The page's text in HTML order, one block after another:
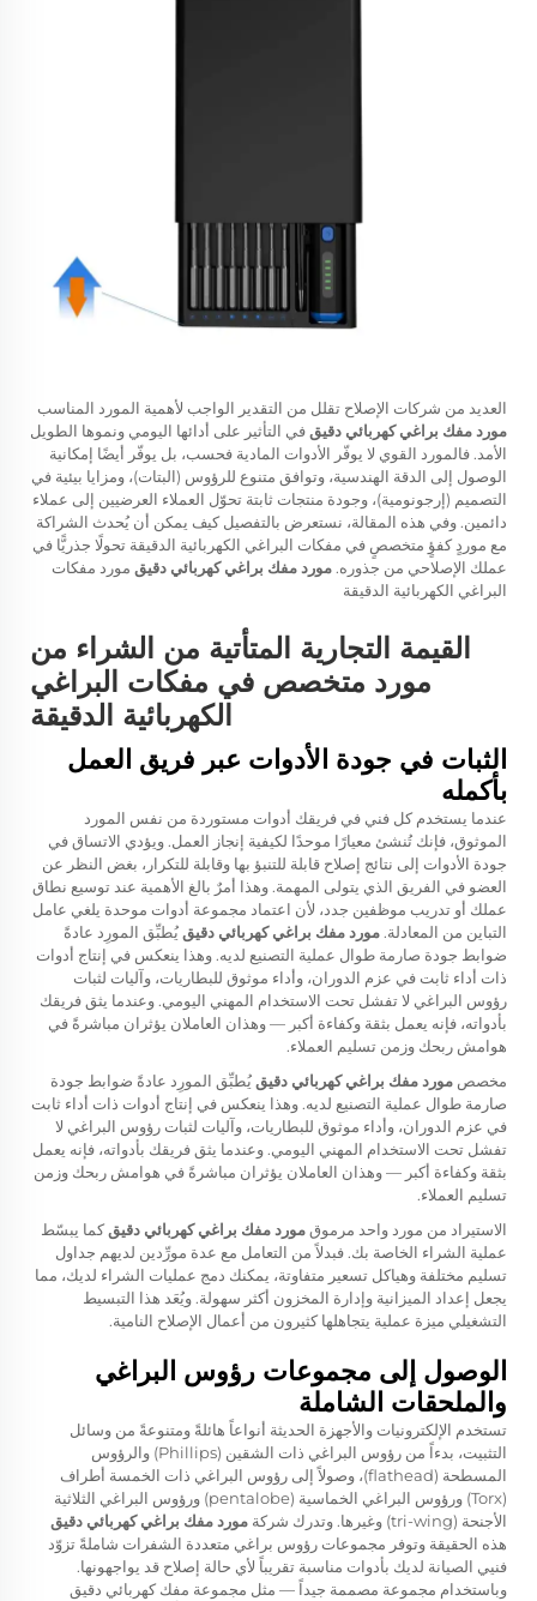
العديد من شركات الإصلاح تقلل من التقدير الواجب لأهمية المورد المناسب
مورد مفك براغي كهربائي دقيق في التأثير على أدائها اليومي ونموها الطويل
الأمد. فالمورد القوي لا يوفّر الأدوات المادية فحسب، بل يوفّر أيضًا إمكانية
الوصول إلى الدقة الهندسية، وتوافق متنوع للرؤوس (البتات)، ومزايا بيئية في
التصميم (إرجونومية)، وجودة منتجات ثابتة تحوّل العملاء العرضيين إلى عملاء
دائمين. وفي هذه المقالة، نستعرض بالتفصيل كيف يمكن أن يُحدث الشراكة
مع موردٍ كفؤٍ متخصصٍ في مفكات البراغي الكهربائية الدقيقة تحولًا جذريًّا في
عملك الإصلاحي من جذوره. مورد مفك براغي كهربائي دقيق مورد مفكات
البراغي الكهربائية الدقيقة
القيمة التجارية المتأتية من الشراء من
مورد متخصص في مفكات البراغي
الكهربائية الدقيقة
الثبات في جودة الأدوات عبر فريق العمل
بأكمله
عندما يستخدم كل فني في فريقك أدوات مستوردة من نفس المورد
الموثوق، فإنك تُنشئ معيارًا موحدًا لكيفية إنجاز العمل. ويؤدي الاتساق في
جودة الأدوات إلى نتائج إصلاح قابلة للتنبؤ بها وقابلة للتكرار، بغض النظر عن
العضو في الفريق الذي يتولى المهمة. وهذا أمرٌ بالغ الأهمية عند توسيع نطاق
عملك أو تدريب موظفين جدد، لأن اعتماد مجموعة أدوات موحدة يلغي عامل
التباين من المعادلة. مورد مفك براغي كهربائي دقيق يُطبِّق المورِد عادةً
ضوابط جودة صارمة طوال عملية التصنيع لديه. وهذا ينعكس في إنتاج أدوات
ذات أداء ثابت في عزم الدوران، وأداء موثوق للبطاريات، وآليات لثبات
رؤوس البراغي لا تفشل تحت الاستخدام المهني اليومي. وعندما يثق فريقك
بأدواته، فإنه يعمل بثقة وكفاءة أكبر — وهذان العاملان يؤثران مباشرةً في
هوامش ربحك وزمن تسليم العملاء.
مخصص مورد مفك براغي كهربائي دقيق يُطبِّق المورِد عادةً ضوابط جودة
صارمة طوال عملية التصنيع لديه. وهذا ينعكس في إنتاج أدوات ذات أداء ثابت
في عزم الدوران، وأداء موثوق للبطاريات، وآليات لثبات رؤوس البراغي لا
تفشل تحت الاستخدام المهني اليومي. وعندما يثق فريقك بأدواته، فإنه يعمل
بثقة وكفاءة أكبر — وهذان العاملان يؤثران مباشرةً في هوامش ربحك وزمن
تسليم العملاء.
الاستيراد من مورد واحد مرموقمورد مفك براغي كهربائي دقيقكما يبسّط
عملية الشراء الخاصة بك. فبدلاً من التعامل مع عدة مورِّدين لديهم جداول
تسليم مختلفة وهياكل تسعير متفاوتة، يمكنك دمج عمليات الشراء لديك، مما
يجعل إعداد الميزانية وإدارة المخزون أكثر سهولة. ويُعَد هذا التبسيط
التشغيلي ميزة عملية يتجاهلها كثيرون من أعمال الإصلاح النامية.
الوصول إلى مجموعات رؤوس البراغي
والملحقات الشاملة
تستخدم الإلكترونيات والأجهزة الحديثة أنواعاً هائلةً ومتنوعةً من وسائل
التثبيت، بدءاً من رؤوس البراغي ذات الشقين (Phillips) والرؤوس
المسطحة (flathead)، وصولاً إلى رؤوس البراغي ذات الخمسة أطراف
(Torx) ورؤوس البراغي الخماسية (pentalobe) ورؤوس البراغي الثلاثية
الأجنحة (tri-wing) وغيرها. وتدرك شركة
مورد مفك براغي كهربائي دقيق
هذه الحقيقة وتوفر مجموعات رؤوس براغي متعددة الشفرات شاملةً تزوّد
فنيي الصيانة لديك بأدوات مناسبة تقريباً لأي حالة إصلاح قد يواجهونها.
وباستخدام مجموعة مصممة جيداً — مثل مجموعة مفك كهربائي دقيق